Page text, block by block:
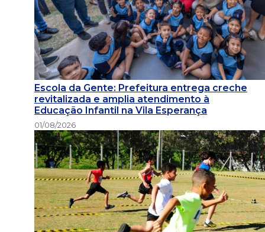
Escola da Gente: Prefeitura entrega creche
revitalizada e amplia atendimento à
Educação Infantil na Vila Esperança
01/08/2026